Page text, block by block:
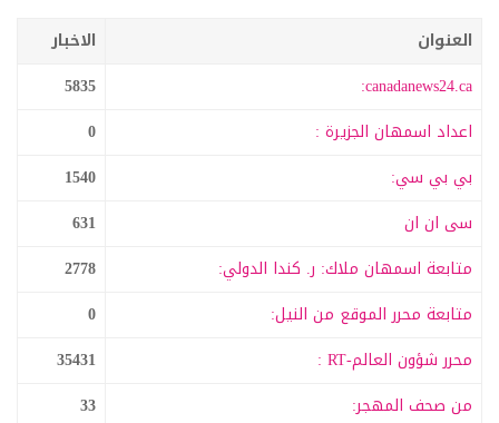
العنوان
الاخبار
canadanews24.ca:
5835
اعداد اسمهان الجزيرة :
0
بي بي سي:
1540
سى ان ان
631
متابعة اسمهان ملاك: ر. كندا الدولي:
2778
متابعة محرر الموقع من النيل:
0
محرر شؤون العالم-RT :
35431
من صحف المهجر:
33